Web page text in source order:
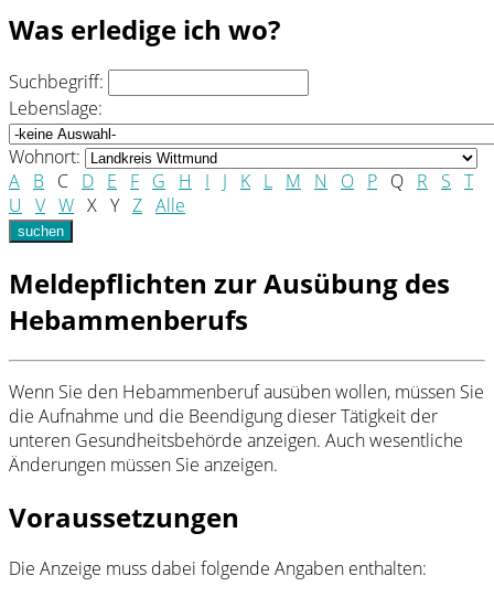
Was erledige ich wo?
Suchbegriff:
Lebenslage:
Wohnort:
A B C D E F G H I J K L M N O P Q R S T
U
V W X Y Z Alle
suchen
Meldepflichten zur Ausübung des
Hebammenberufs
Wenn Sie den Hebammenberuf ausüben wollen, müssen Sie
die Aufnahme und die Beendigung dieser Tätigkeit der
unteren Gesundheitsbehörde anzeigen. Auch wesentliche
Änderungen müssen Sie anzeigen.
Voraussetzungen
Die Anzeige muss dabei folgende Angaben enthalten: